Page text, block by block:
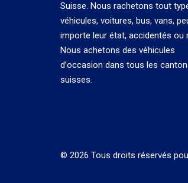
Suisse. Nous rachetons tout
véhicules, voitures, bus, vans,
importe leur état, accidentés ou
Nous achetons des véhicules
d’occasion dans tous les
suisses.
© 2026 Tous droits réservés